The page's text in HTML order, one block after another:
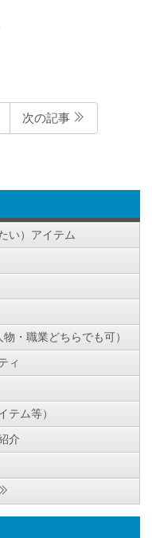
次の記事
い）アイテム
・職業どちらでも可）
ィ
テム等）
介